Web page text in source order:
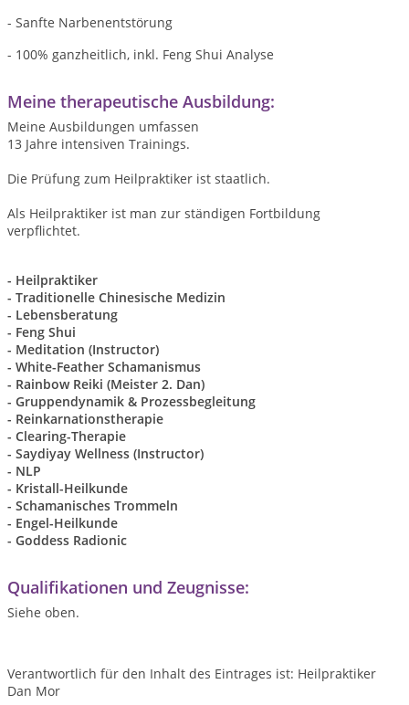
- Sanfte Narbenentstörung
- 100% ganzheitlich, inkl. Feng Shui Analyse
Meine therapeutische Ausbildung:
Meine Ausbildungen umfassen
13 Jahre intensiven Trainings.
Die Prüfung zum Heilpraktiker ist staatlich.
Als Heilpraktiker ist man zur ständigen Fortbildung
verpflichtet.
- Heilpraktiker
- Traditionelle Chinesische Medizin
- Lebensberatung
- Feng Shui
- Meditation (Instructor)
- White-Feather Schamanismus
- Rainbow Reiki (Meister 2. Dan)
- Gruppendynamik & Prozessbegleitung
- Reinkarnationstherapie
- Clearing-Therapie
- Saydiyay Wellness (Instructor)
- NLP
- Kristall-Heilkunde
- Schamanisches Trommeln
- Engel-Heilkunde
- Goddess Radionic
Qualifikationen und Zeugnisse:
Siehe oben.
Verantwortlich für den Inhalt des Eintrages ist: Heilpraktiker
Dan Mor